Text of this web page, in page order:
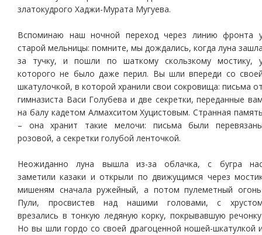
златокудрого Хаджи-Мурата Мугуева.
Вспоминаю наш ночной переход через линию фронта
старой мельницы: помните, мы дождались, когда луна
за тучку, и пошли по шаткому скользкому мостику,
которого не было даже перил. Вы шли впереди со
шкатулочкой, в которой хранили свои сокровища: письма
гимназиста Васи Голубева и две секретки, переданные
на балу кадетом Алмахситом Хуцистовым. Странная
– она хранит такие мелочи: письма были
розовой, а секретки голубой ленточкой.
Неожиданно луна вышла из-за облачка, с бугра
заметили казаки и открыли по движущимся через
мишеням сначала ружейный, а потом пулеметный
Пули, просвистев над нашими головами, с
врезались в тонкую ледяную корку, покрывавшую
Но вы шли гордо со своей драгоценной ношей-шкатулкой